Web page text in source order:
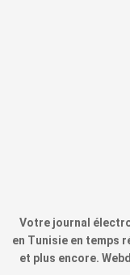
Votre journal
en Tunisie en temps
et plus encore.